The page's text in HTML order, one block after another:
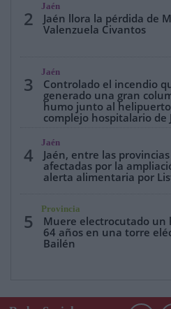
2
Jaén
Jaén llora la pérdida de
Valenzuela Civantos
3
Jaén
Controlado el incendio
generado una gran
humo junto al
complejo hospitalario de
4
Jaén
Jaén, entre las
afectadas por la
alerta alimentaria por
5
Provincia
Muere electrocutado un
64 años en una torre
Bailén